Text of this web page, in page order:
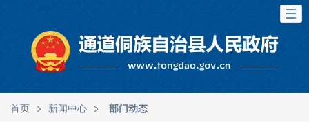
首页 > 新闻中心 > 部门动态